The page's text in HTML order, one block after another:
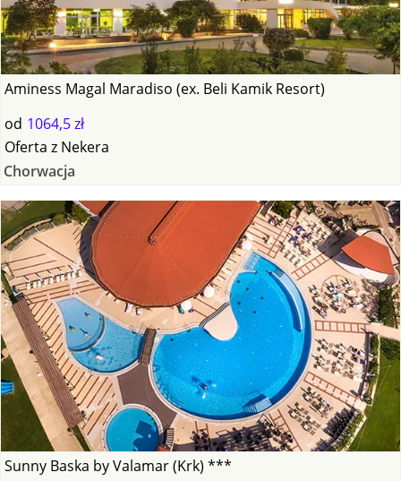
Aminess Magal Maradiso (ex. Beli Kamik Resort)
od 1064,5 zł
Oferta z Nekera
Chorwacja
Sunny Baska by Valamar (Krk) ***